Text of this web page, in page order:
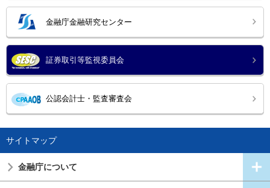
金融庁金融研究センター
証券取引等監視委員会
公認会計士・監査審査会
サイトマップ
金融庁について